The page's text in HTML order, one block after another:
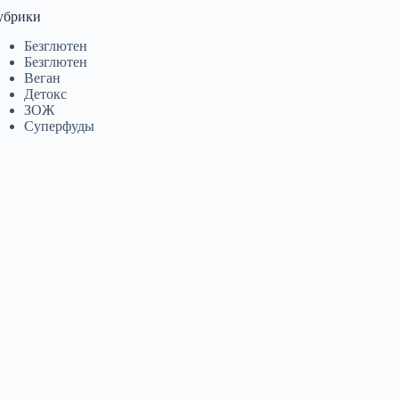
Безглютен
Безглютен
Веган
Детокс
ЗОЖ
Суперфуды